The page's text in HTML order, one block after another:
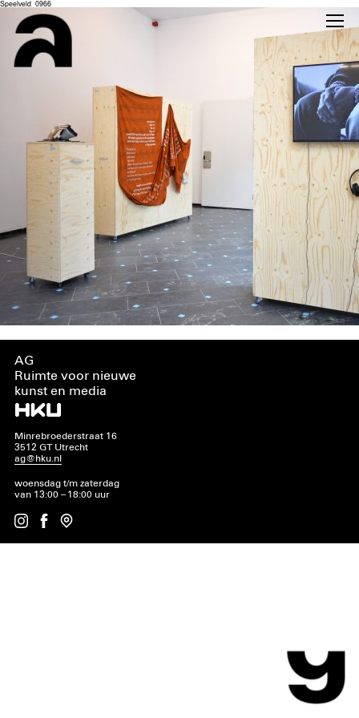
Speelveld_0966
AG
Ruimte voor nieuwe
kunst en media
Minrebroederstraat 16
3512 GT Utrecht
ag@hku.nl
woensdag t/m zaterdag
van 13:00 – 18:00 uur